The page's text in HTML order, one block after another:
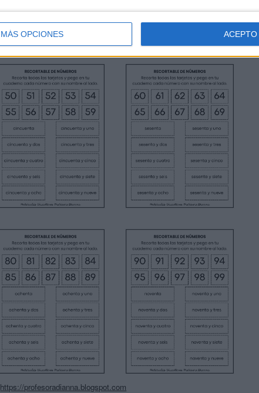
MÁS OPCIONES ACEPTO
https://profesoradianna.blogspot.com